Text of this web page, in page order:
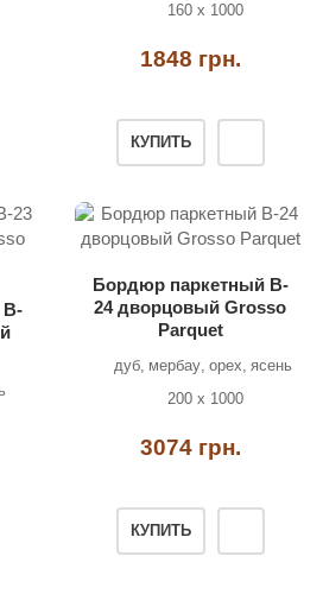
160 х 1000
1848 грн.
КУПИТЬ
Бордюр паркетный B-
24 дворцовый Grosso
Parquet
дуб мербау орех ясень
200 х 1000
3074 грн.
КУПИТЬ